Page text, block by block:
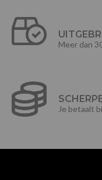
Meer dan
Je betaalt